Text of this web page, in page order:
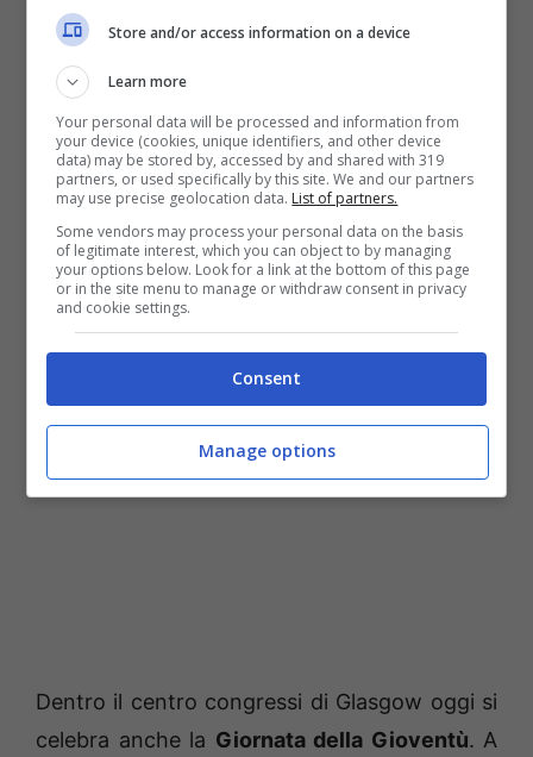
Glasgow e ha detto che “
grava sulle spalle dei giovani
poi rivolti ai leader mondiali per ”
dimenticare le persone là fuori. Non
dimenticare che si tratta del loro futuro
ascoltate la loro ”rabbia e frustrazione
LEGGI ANCHE: Il calcio fa i conti con un caso
di violenza sessuale sulle calciatrici
Dentro il centro congressi di Glasgow oggi si
celebra anche la Giornata della Gioventù. A
Store and/or access information on a device
Learn more
Your personal data will be processed and information from
your device (cookies, unique identifiers, and other device
data) may be stored by, accessed by and shared with 319
partners, or used specifically by this site. We and our partners
may use precise geolocation data. List of partners.
Some vendors may process your personal data on the basis
of legitimate interest, which you can object to by managing
your options below. Look for a link at the bottom of this page
or in the site menu to manage or withdraw consent in privacy
and cookie settings.
Consent
Manage options